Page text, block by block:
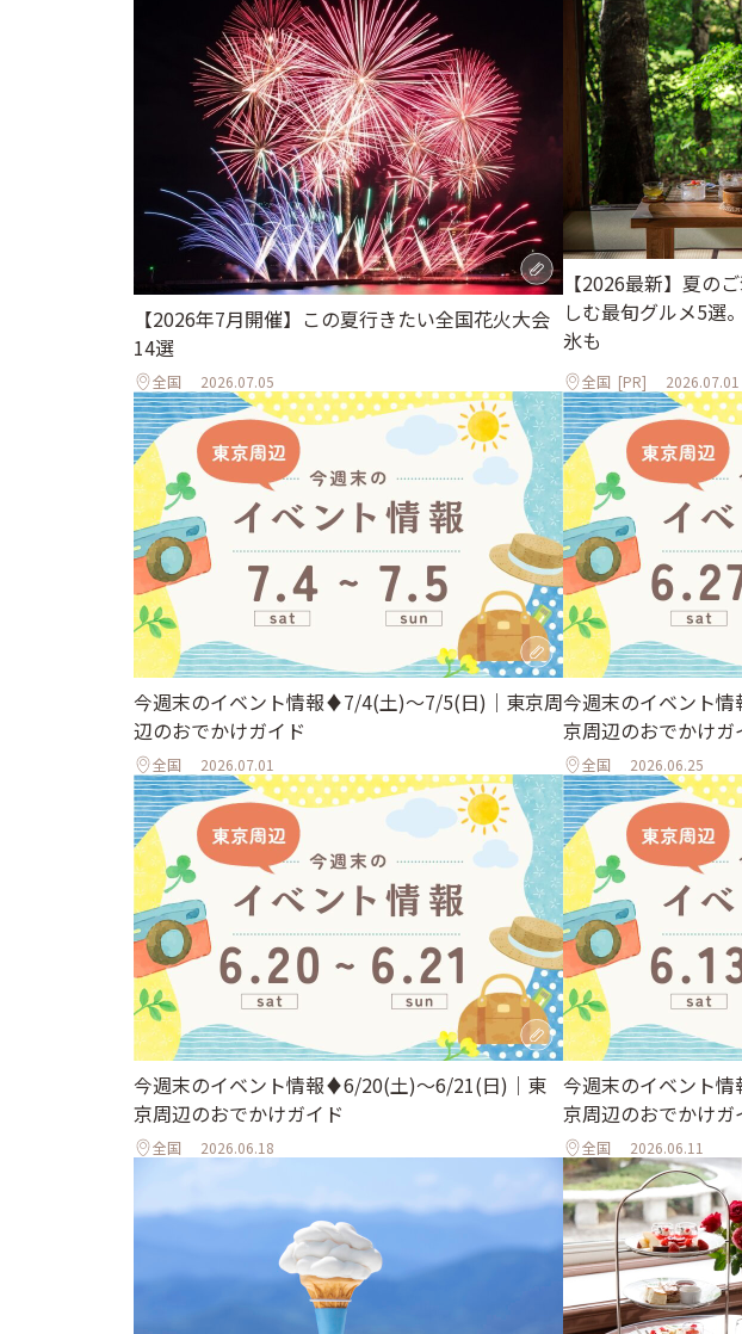
【2026年7月開催】この夏行きたい全国花火大会
14選
全国 2026.07.05
【2026最新】夏の
しむ最旬グルメ5選
氷も
全国 [PR] 2026.07.01
今週末のイベント情報♦︎7/4(土)〜7/5(日)｜東京周
辺のおでかけガイド
全国 2026.07.01
今週末のイベント
京周辺のおでかけガ
全国 2026.06.25
今週末のイベント情報♦︎6/20(土)〜6/21(日)｜東
京周辺のおでかけガイド
全国 2026.06.18
今週末のイベント
京周辺のおでかけガ
全国 2026.06.11